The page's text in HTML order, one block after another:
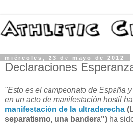
miércoles, 23 de mayo de 2012
Declaraciones
"Esto es el campeonato de España
en un acto de manifestación hostil
manifestación de la ultraderecha
separatismo, una bandera") ha